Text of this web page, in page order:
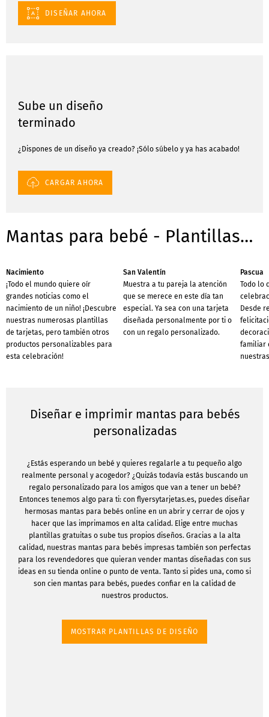
DISEÑAR AHORA
Sube un diseño
terminado
¿Dispones de un diseño ya creado? ¡Sólo súbelo y ya has acabado!
CARGAR AHORA
Mantas para bebé - Plantillas para ocasiones
Nacimiento
¡Todo el mundo quiere oír
grandes noticias como el
nacimiento de un niño! ¡Descubre
nuestras numerosas plantillas
de tarjetas, pero también otros
productos personalizables para
esta celebración!
San Valentín
Muestra a tu pareja la atención
que se merece en este día tan
especial. Ya sea con una tarjeta
diseñada personalmente por ti o
con un regalo personalizado.
Pascua
Todo lo
Desde
familiar
Diseñar e imprimir mantas para bebés
personalizadas
¿Estás esperando un bebé y quieres regalarle a tu pequeño algo
realmente personal y acogedor? ¿Quizás todavía estás buscando un
regalo personalizado para los amigos que van a tener un bebé?
Entonces tenemos algo para ti: con flyersytarjetas.es, puedes diseñar
hermosas mantas para bebés online en un abrir y cerrar de ojos y
hacer que las imprimamos en alta calidad. Elige entre muchas
plantillas gratuitas o sube tus propios diseños. Gracias a la alta
calidad, nuestras mantas para bebés impresas también son perfectas
para los revendedores que quieran vender mantas diseñadas con sus
ideas en su tienda online o punto de venta. Tanto si pides una, como si
son cien mantas para bebés, puedes confiar en la calidad de
nuestros productos.
MOSTRAR PLANTILLAS DE DISEÑO